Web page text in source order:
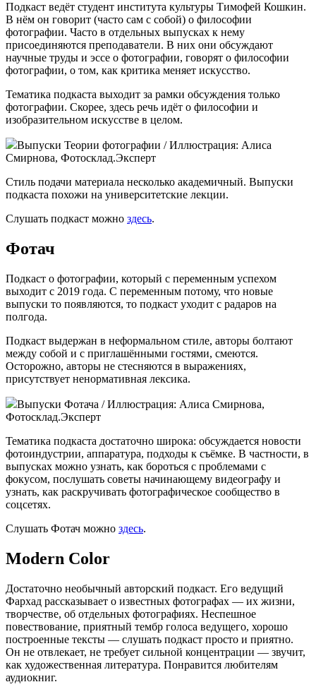
Подкаст ведёт студент института культуры Тимофей Кошкин.
В нём он говорит (часто сам с собой) о философии
фотографии. Часто в отдельных выпусках к нему
присоединяются преподаватели. В них они обсуждают
научные труды и эссе о фотографии, говорят о философии
фотографии, о том, как критика меняет искусство.
Тематика подкаста выходит за рамки обсуждения только
фотографии. Скорее, здесь речь идёт о философии и
изобразительном искусстве в целом.
Выпуски Теории фотографии / Иллюстрация: Алиса
Смирнова, Фотосклад.Эксперт
Стиль подачи материала несколько академичный. Выпуски
подкаста похожи на университетские лекции.
Слушать подкаст можно здесь.
Фотач
Подкаст о фотографии, который с переменным успехом
выходит с 2019 года. С переменным потому, что новые
выпуски то появляются, то подкаст уходит с радаров на
полгода.
Подкаст выдержан в неформальном стиле, авторы болтают
между собой и с приглашёнными гостями, смеются.
Осторожно, авторы не стесняются в выражениях,
присутствует ненормативная лексика.
Выпуски Фотача / Иллюстрация: Алиса Смирнова,
Фотосклад.Эксперт
Тематика подкаста достаточно широка: обсуждается новости
фотоиндустрии, аппаратура, подходы к съёмке. В частности, в
выпусках можно узнать, как бороться с проблемами с
фокусом, послушать советы начинающему видеографу и
узнать, как раскручивать фотографическое сообщество в
соцсетях.
Слушать Фотач можно здесь.
Modern Color
Достаточно необычный авторский подкаст. Его ведущий
Фархад рассказывает о известных фотографах — их жизни,
творчестве, об отдельных фотографиях. Неспешное
повествование, приятный тембр голоса ведущего, хорошо
построенные тексты — слушать подкаст просто и приятно.
Он не отвлекает, не требует сильной концентрации — звучит,
как художественная литература. Понравится любителям
аудиокниг.